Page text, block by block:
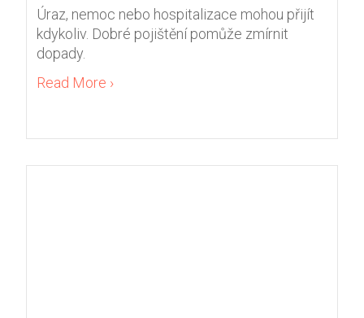
Úraz, nemoc nebo hospitalizace mohou přijít
kdykoliv. Dobré pojištění pomůže zmírnit
dopady.
Read More ›